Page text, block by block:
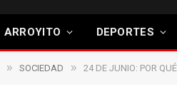
ARROYITO DEPORTES
» SOCIEDAD » 24 DE JUNIO: POR